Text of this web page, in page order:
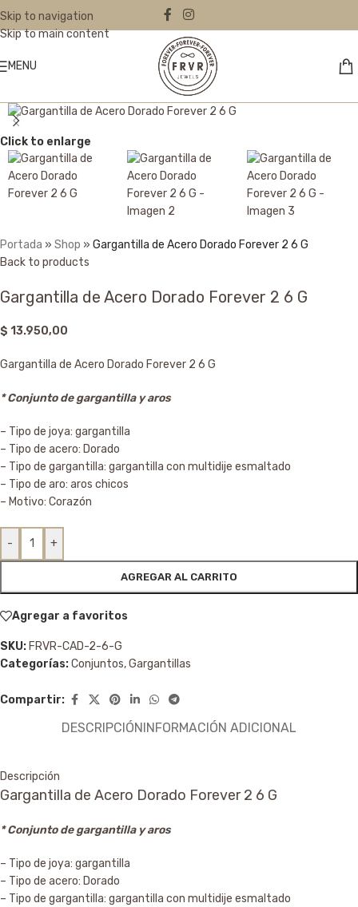
Skip to navigation
Skip to main content
MENU
Click to enlarge
Portada » Shop » Gargantilla de Acero Dorado Forever 2 6 G
Back to products
Gargantilla de Acero Dorado Forever 2 6 G
$ 13.950,00
Gargantilla de Acero Dorado Forever 2 6 G
* Conjunto de gargantilla y aros
– Tipo de joya: gargantilla
– Tipo de acero: Dorado
– Tipo de gargantilla: gargantilla con multidije esmaltado
– Tipo de aro: aros chicos
– Motivo: Corazón
- +
AGREGAR AL CARRITO
Agregar a favoritos
SKU: FRVR-CAD-2-6-G
Categorías:Conjuntos,Gargantillas
Compartir:
DESCRIPCIÓNINFORMACIÓN ADICIONAL
Descripción
Gargantilla de Acero Dorado Forever 2 6 G
* Conjunto de gargantilla y aros
– Tipo de joya: gargantilla
– Tipo de acero: Dorado
– Tipo de gargantilla: gargantilla con multidije esmaltado